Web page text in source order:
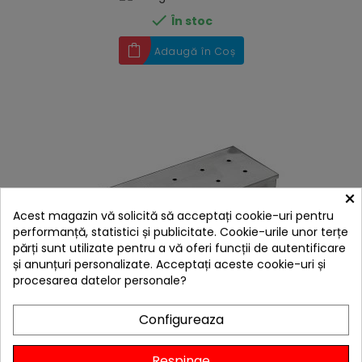
 În stoc
Adaugă în Coș
Cutie de afumare din inox pentru gratare Char-Broil
140552
109,00 lei
×
Acest magazin vă solicită să acceptați cookie-uri pentru
performanță, statistici și publicitate. Cookie-urile unor terțe
părți sunt utilizate pentru a vă oferi funcții de autentificare
și anunțuri personalizate. Acceptați aceste cookie-uri și
procesarea datelor personale?
Configureaza